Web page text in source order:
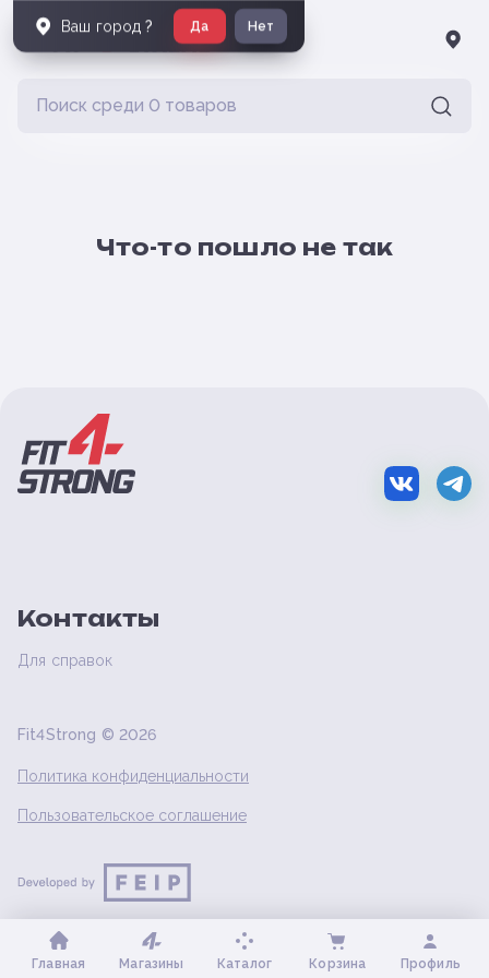
Что-то пошло не так
Контакты
Для справок
Fit4Strong © 2026
Политика конфиденциальности
Пользовательское соглашение
Главная Магазины Каталог Корзина Профиль
Ваш город ? Да Нет